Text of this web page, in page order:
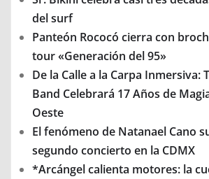
del surf
Panteón Rococó cierra con
tour «Generación del 95»
De la Calle a la Carpa Inmersiva:
Band Celebrará 17 Años de
Oeste
El fenómeno de Natanael Cano
segundo concierto en la CDMX
*Arcángel calienta motores: la